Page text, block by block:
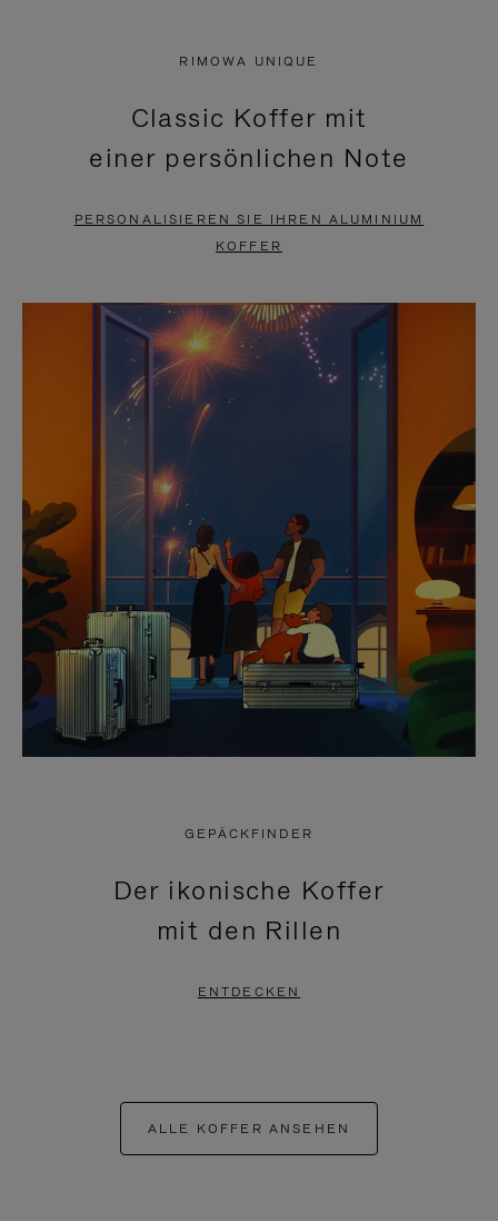
PAUSIERT,
BITTE
DRÜCKEN
ANZUHALTEN
KLICKEN
SIE
ZUM
AUFHEBEN
STUMMSCHALTUNG
RIMOWA UNIQUE
Classic Koffer mit
einer persönlichen Note
PERSONALISIEREN SIE IHREN ALUMINIUM
KOFFER
GEPÄCKFINDER
Der ikonische Koffer
mit den Rillen
ENTDECKEN
ALLE KOFFER ANSEHEN